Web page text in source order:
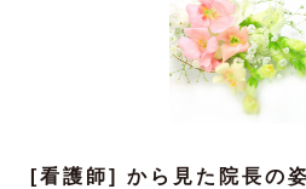
[看護師] から見た院長の姿